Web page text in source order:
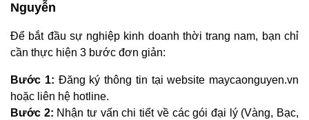
Nguyễn
Để bắt đầu sự nghiệp kinh doanh thời trang nam, bạn chỉ
cần thực hiện 3 bước đơn giản:
Bước 1: Đăng ký thông tin tại website maycaonguyen.vn
hoặc liên hệ hotline.
Bước 2: Nhận tư vấn chi tiết về các gói đại lý (Vàng, Bạc,